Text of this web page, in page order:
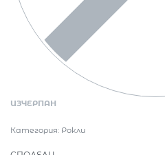
ИЗЧЕРПАН
Категория: Рокли